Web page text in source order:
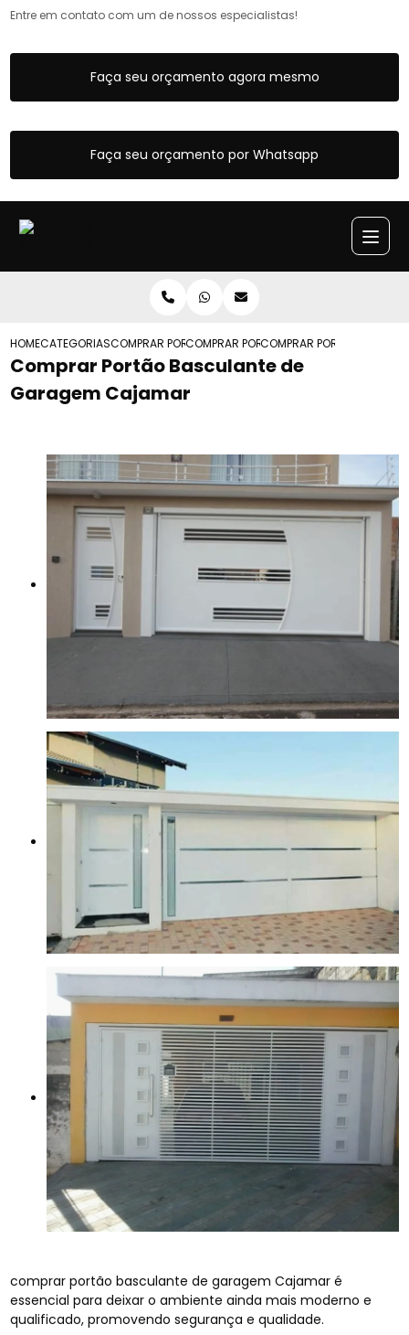
Entre em contato com um de nossos especialistas!
Faça seu orçamento agora mesmo
Faça seu orçamento por Whatsapp
HOMECATEGORIASCOMPRAR PORTAO BASCULANTE
COMPRAR PORTAO BASCULANTE MANUAL
COMPRAR PORTAO
Comprar Portão Basculante de
Garagem Cajamar
comprar portão basculante de garagem Cajamar é
essencial para deixar o ambiente ainda mais moderno e
qualificado, promovendo segurança e qualidade.